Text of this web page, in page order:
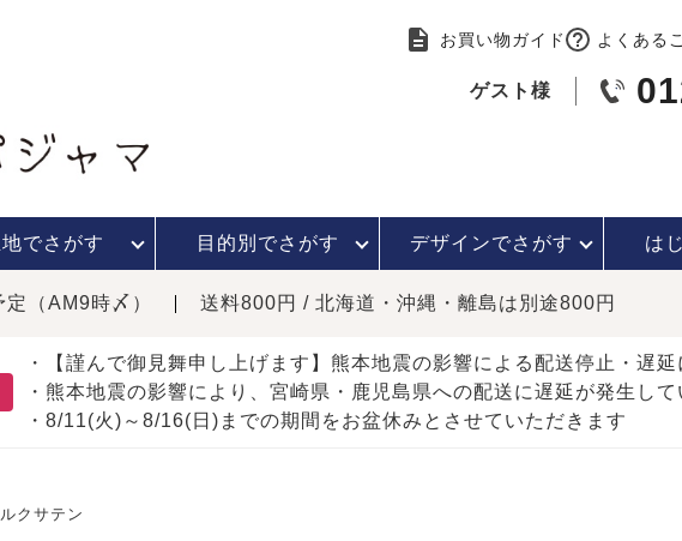
お買い物ガイド よくある
ゲスト様
でさがす 目的別でさがす デザインでさがす は
（AM9時〆） 送料800円 / 北海道・沖縄・離島は別途800円
・【謹んで御見舞申し上げます】熊本地震の影響による配送停止・遅
・熊本地震の影響により、宮崎県・鹿児島県への配送に遅延が発生して
・8/11(火)～8/16(日)までの期間をお盆休みとさせていただきます
クサテン